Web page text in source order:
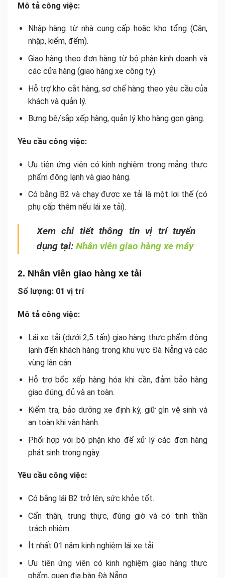
Mô tả công việc:
Nhập hàng từ nhà cung cấp hoặc kho tổng (Cân,
nhập, kiểm, đếm).
Giao hàng theo đơn hàng từ bộ phận kinh doanh và
các cửa hàng (giao hàng xe công ty).
Hỗ trợ kho cắt hàng, sơ chế hàng theo yêu cầu của
khách và quản lý.
Bưng bê/sắp xếp hàng, quản lý kho hàng gọn gàng.
Yêu cầu công việc:
Ưu tiên ứng viên có kinh nghiệm trong mảng thực
phẩm đông lạnh và giao hàng.
Có bằng B2 và chạy được xe tải là một lợi thế (có
phụ cấp thêm nếu lái xe tải).
Xem chi tiết thông tin vị trí tuyển
dụng tại: Nhân viên giao hàng xe máy
2. Nhân viên giao hàng xe tải
Số lượng: 01 vị trí
Mô tả công việc:
Lái xe tải (dưới 2,5 tấn) giao hàng thực phẩm đông
lạnh đến khách hàng trong khu vực Đà Nẵng và các
vùng lân cận.
Hỗ trợ bốc xếp hàng hóa khi cần, đảm bảo hàng
giao đúng, đủ và an toàn.
Kiểm tra, bảo dưỡng xe định kỳ, giữ gìn vệ sinh và
an toàn khi vận hành.
Phối hợp với bộ phận kho để xử lý các đơn hàng
phát sinh trong ngày.
Yêu cầu công việc:
Có bằng lái B2 trở lên, sức khỏe tốt.
Cẩn thận, trung thực, đúng giờ và có tinh thần
trách nhiệm.
Ít nhất 01 năm kinh nghiệm lái xe tải.
Ưu tiên ứng viên có kinh nghiệm giao hàng thực
phẩm, quen địa bàn Đà Nẵng.